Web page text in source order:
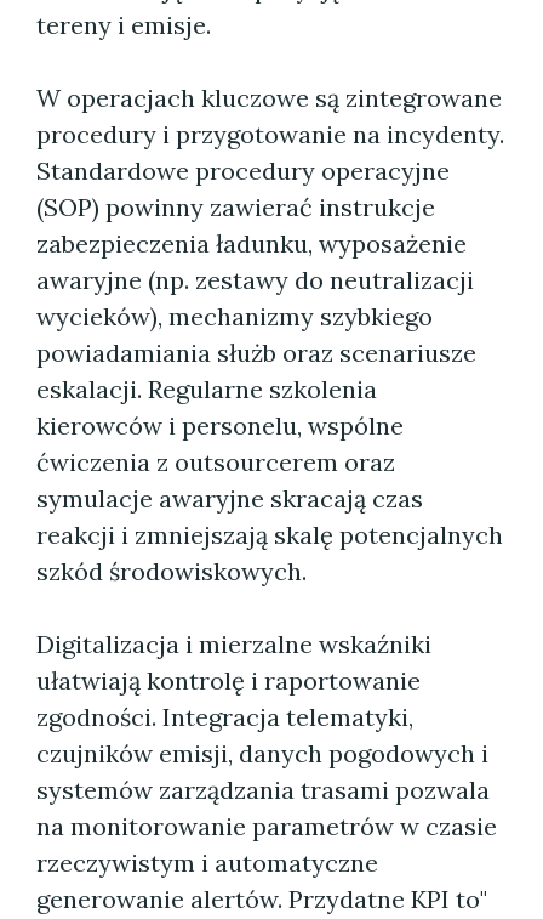
tereny i emisje.
W operacjach kluczowe są zintegrowane
procedury i przygotowanie na incydenty.
Standardowe procedury operacyjne
(SOP) powinny zawierać instrukcje
zabezpieczenia ładunku, wyposażenie
awaryjne (np. zestawy do neutralizacji
wycieków), mechanizmy szybkiego
powiadamiania służb oraz scenariusze
eskalacji. Regularne szkolenia
kierowców i personelu, wspólne
ćwiczenia z outsourcerem oraz
symulacje awaryjne skracają czas
reakcji i zmniejszają skalę potencjalnych
szkód środowiskowych.
Digitalizacja i mierzalne wskaźniki
ułatwiają kontrolę i raportowanie
zgodności. Integracja telematyki,
czujników emisji, danych pogodowych i
systemów zarządzania trasami pozwala
na monitorowanie parametrów w czasie
rzeczywistym i automatyczne
generowanie alertów. Przydatne KPI to"